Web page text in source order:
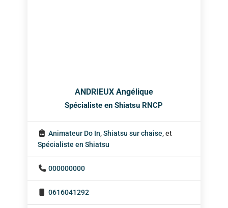
ANDRIEUX Angélique
Spécialiste en Shiatsu RNCP
Animateur Do In,Shiatsu sur chaise, et
Spécialiste en Shiatsu
000000000
0616041292